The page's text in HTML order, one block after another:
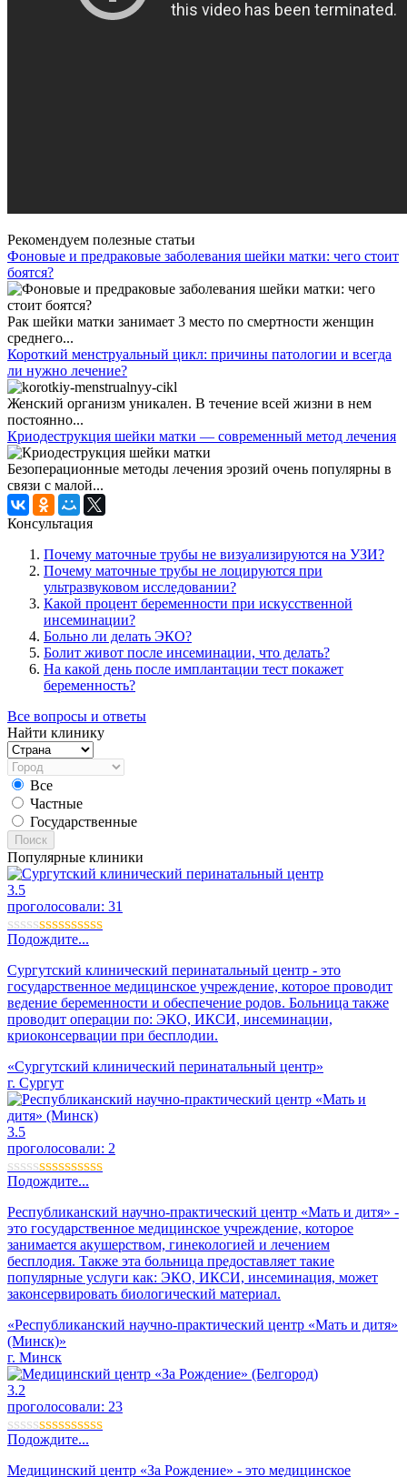
Рекомендуем полезные статьи
Фоновые и предраковые заболевания шейки матки: чего стоит
боятся?
Рак шейки матки занимает 3 место по смертности женщин
среднего...
Короткий менструальный цикл: причины патологии и всегда
ли нужно лечение?
Женский организм уникален. В течение всей жизни в нем
постоянно...
Криодеструкция шейки матки — современный метод лечения
Безоперационные методы лечения эрозий очень популярны в
связи с малой...
Консультация
Почему маточные трубы не визуализируются на УЗИ?
Почему маточные трубы не лоцируются при
ультразвуковом исследовании?
Какой процент беременности при искусственной
инсеминации?
Больно ли делать ЭКО?
Болит живот после инсеминации, что делать?
На какой день после имплантации тест покажет
беременность?
Все вопросы и ответы
Найти клинику
Все
Частные
Государственные
Поиск
Популярные клиники
3.5
проголосовали: 31
Подождите...
Сургутский клинический перинатальный центр - это
государственное медицинское учреждение, которое проводит
ведение беременности и обеспечение родов. Больница также
проводит операции по: ЭКО, ИКСИ, инсеминации,
криоконсервации при бесплодии.
«Сургутский клинический перинатальный центр»
г. Сургут
3.5
проголосовали: 2
Подождите...
Республиканский научно-практический центр «Мать и дитя» -
это государственное медицинское учреждение, которое
занимается акушерством, гинекологией и лечением
бесплодия. Также эта больница предоставляет такие
популярные услуги как: ЭКО, ИКСИ, инсеминация, может
законсервировать биологический материал.
«Республиканский научно-практический центр «Мать и дитя»
(Минск)»
г. Минск
3.2
проголосовали: 23
Подождите...
Медицинский центр «За Рождение» - это медицинское